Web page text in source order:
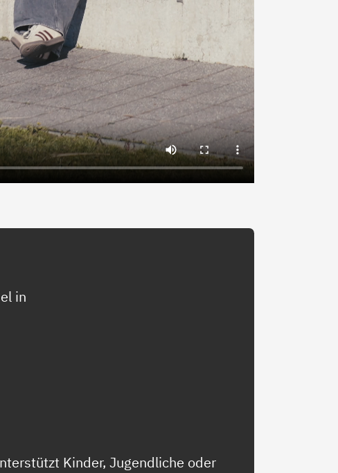
in
Kinder, Jugendliche oder